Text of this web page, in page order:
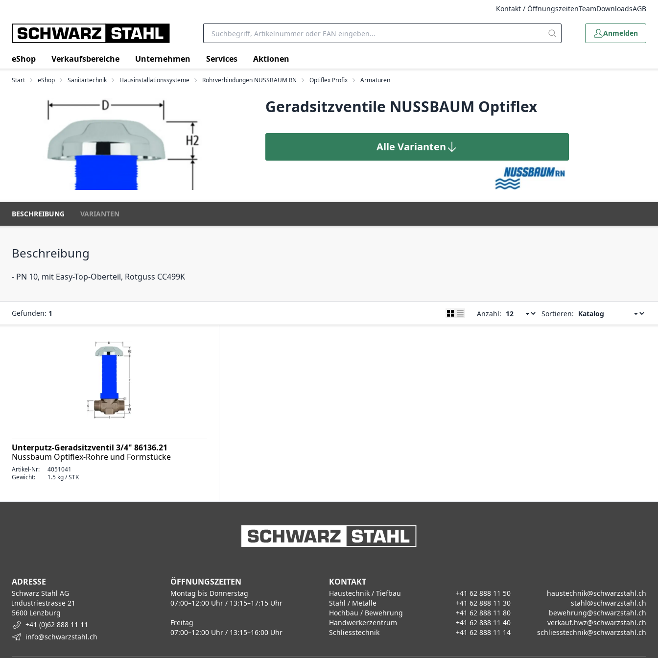
Kontakt / ÖffnungszeitenTeamDownloadsAGB
Anmelden
eShop Verkaufsbereiche Unternehmen Services Aktionen
Start eShop Sanitärtechnik Hausinstallationssysteme Rohrverbindungen NUSSBAUM RN Optiflex Profix Armaturen
Geradsitzventile NUSSBAUM Optiflex
Alle Varianten
BESCHREIBUNG VARIANTEN
Beschreibung
- PN 10, mit Easy-Top-Oberteil, Rotguss CC499K
Gefunden: 1 Anzahl: Sortieren:
Unterputz-Geradsitzventil 3/4" 86136.21
Nussbaum Optiflex-Rohre und Formstücke
Artikel-Nr:
4051041
Gewicht:
1.5 kg / STK
ADRESSE
Schwarz Stahl AG
Industriestrasse 21
5600 Lenzburg
+41 (0)62 888 11 11
info@schwarzstahl.ch
ÖFFNUNGSZEITEN
Montag bis Donnerstag
07:00–12:00 Uhr / 13:15–17:15 Uhr
Freitag
07:00–12:00 Uhr / 13:15–16:00 Uhr
KONTAKT
Haustechnik / Tiefbau +41 62 888 11 50
haustechnik@schwarzstahl.ch
Stahl / Metalle
+41 62 888 11 30
stahl@schwarzstahl.ch
Hochbau / Bewehrung
+41 62 888 11 80
bewehrung@schwarzstahl.ch
Handwerkerzentrum
+41 62 888 11 40
verkauf.hwz@schwarzstahl.ch
Schliesstechnik
+41 62 888 11 14 schliesstechnik@schwarzstahl.ch